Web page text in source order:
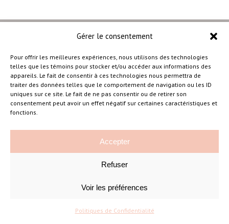
Gérer le consentement
Pour offrir les meilleures expériences, nous utilisons des technologies
telles que les témoins pour stocker et/ou accéder aux informations des
appareils. Le fait de consentir à ces technologies nous permettra de
traiter des données telles que le comportement de navigation ou les ID
uniques sur ce site. Le fait de ne pas consentir ou de retirer son
consentement peut avoir un effet négatif sur certaines caractéristiques et
fonctions.
Accepter
Refuser
Voir les préférences
Politiques de Confidentialité
–
Amélie Cousineau Photographe
©Amelie Cousineau Photographe